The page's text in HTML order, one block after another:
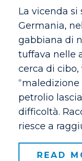
La vicenda
Germania,
gabbiana di
tuffava nelle
cerca di
“maledizione
petrolio
difficoltà.
riesce a
READ